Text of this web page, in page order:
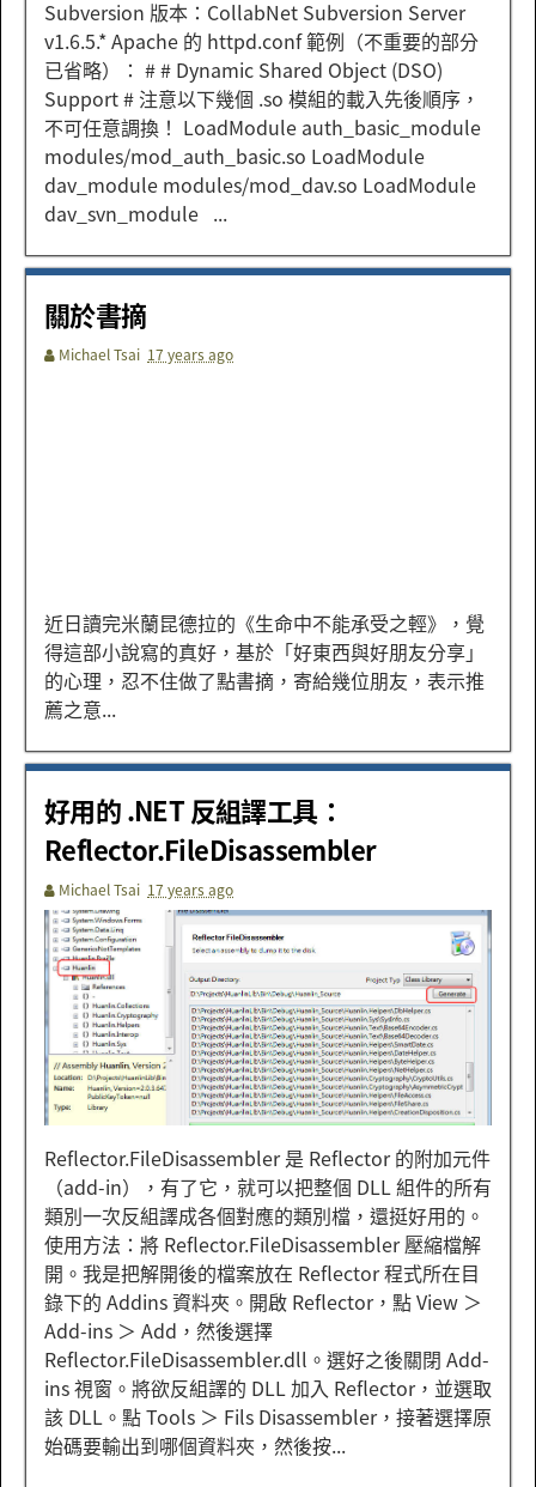
Subversion 版本：CollabNet Subversion Server
v1.6.5.* Apache 的 httpd.conf 範例（不重要的部分
已省略）： # # Dynamic Shared Object (DSO)
Support # 注意以下幾個 .so 模組的載入先後順序，
不可任意調換！ LoadModule auth_basic_module
modules/mod_auth_basic.so LoadModule
dav_module modules/mod_dav.so LoadModule
dav_svn_module ...
關於書摘
Michael Tsai 17 years ago
近日讀完米蘭昆德拉的《生命中不能承受之輕》，覺
得這部小說寫的真好，基於「好東西與好朋友分享」
的心理，忍不住做了點書摘，寄給幾位朋友，表示推
薦之意...
好用的 .NET 反組譯工具：
Reflector.FileDisassembler
Michael Tsai 17 years ago
Reflector.FileDisassembler 是 Reflector 的附加元件
（add-in），有了它，就可以把整個 DLL 組件的所有
類別一次反組譯成各個對應的類別檔，還挺好用的。
使用方法：將 Reflector.FileDisassembler 壓縮檔解
開。我是把解開後的檔案放在 Reflector 程式所在目
錄下的 Addins 資料夾。開啟 Reflector，點 View ＞
Add-ins ＞ Add，然後選擇
Reflector.FileDisassembler.dll。選好之後關閉 Add-
ins 視窗。將欲反組譯的 DLL 加入 Reflector，並選取
該 DLL。點 Tools ＞ Fils Disassembler，接著選擇原
始碼要輸出到哪個資料夾，然後按...